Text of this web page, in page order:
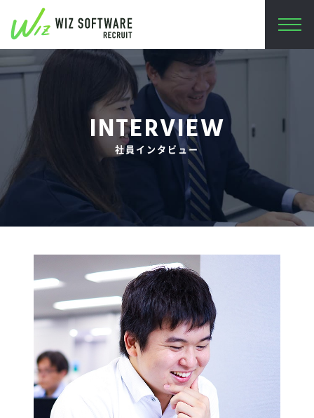
INTERVIEW
社員インタビュー